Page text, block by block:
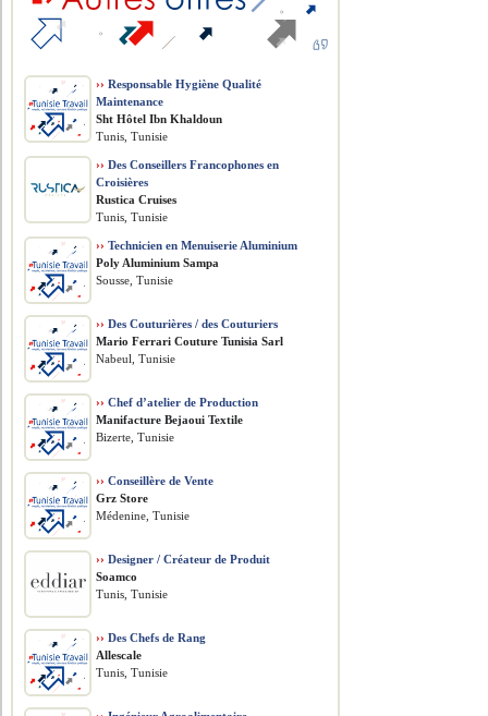
›› Responsable Hygiène Qualité
Maintenance
Sht Hôtel Ibn Khaldoun
Tunis, Tunisie
›› Des Conseillers Francophones en
Croisières
Rustica Cruises
Tunis, Tunisie
›› Technicien en Menuiserie Aluminium
Poly Aluminium Sampa
Sousse, Tunisie
›› Des Couturières / des Couturiers
Mario Ferrari Couture Tunisia Sarl
Nabeul, Tunisie
›› Chef d’atelier de Production
Manifacture Bejaoui Textile
Bizerte, Tunisie
›› Conseillère de Vente
Grz Store
Médenine, Tunisie
›› Designer / Créateur de Produit
Soamco
Tunis, Tunisie
›› Des Chefs de Rang
Allescale
Tunis, Tunisie